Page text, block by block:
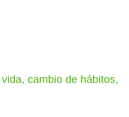
,cambio de hábitos,